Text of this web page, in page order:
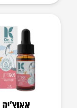
אאוצ’יק